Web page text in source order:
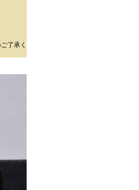
了承く